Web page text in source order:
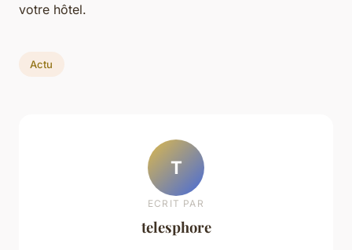
votre hôtel.
Actu
T
ECRIT PAR
telesphore